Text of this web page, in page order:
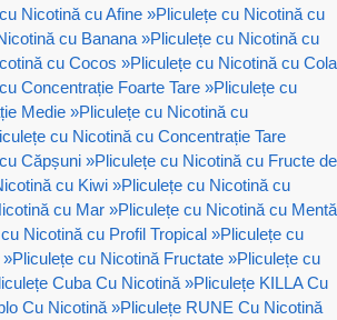
Nicotină cu Afine »Pliculețe cu Nicotină cu
cu Banana »Pliculețe cu Nicotină cu
cu Cocos »Pliculețe cu Nicotină cu Cola
Concentrație Foarte Tare »Pliculețe cu
Medie »Pliculețe cu Nicotină cu
cu Nicotină cu Concentrație Tare
Căpșuni »Pliculețe cu Nicotină cu Fructe de
cu Kiwi »Pliculețe cu Nicotină cu
cu Mar »Pliculețe cu Nicotină cu Mentă
Nicotină cu Profil Tropical »Pliculețe cu
»Pliculețe cu Nicotină Fructate »Pliculețe cu
Cuba Cu Nicotină »Pliculețe KILLA Cu
Cu Nicotină »Pliculețe RUNE Cu Nicotină